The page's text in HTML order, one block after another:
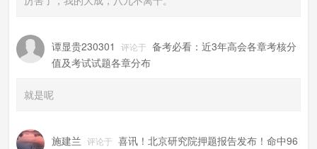
谭显贵230301 评论于 备考必看：近3年高会各章考核分
值及考试试题各章分布
就是呢
施建兰 评论于 喜讯！北京研究院押题报告发布！命中96